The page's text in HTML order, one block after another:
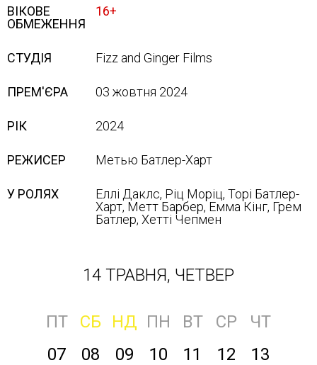
ВІКОВЕ
ОБМЕЖЕННЯ
16+
СТУДІЯ Fizz and Ginger Films
ПРЕМ'ЄРА 03 жовтня 2024
РІК 2024
РЕЖИСЕР Метью Батлер-Харт
У РОЛЯХ
Еллі Даклс, Ріц Моріц, Торі Батлер-
Харт, Метт Барбер, Емма Кінг, Грем
Батлер, Хетті Чепмен
14 ТРАВНЯ, ЧЕТВЕР
ПТ СБ НД ПН ВТ СР
ЧТ
07
08 09 10 11 12 13